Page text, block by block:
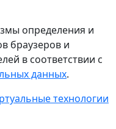
определения и
браузеров и
в соответствии с
данных.
технологии